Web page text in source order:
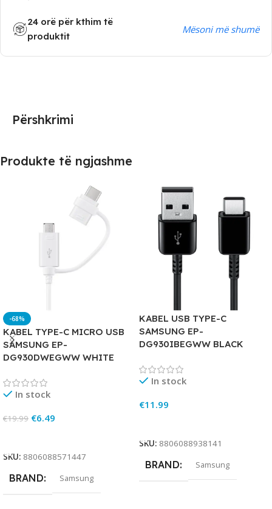
24 orë për kthim të
produktit
Mësoni më shumë
Përshkrimi
Produkte të ngjashme
-68%
KABEL TYPE-C MICRO USB
SAMSUNG EP-
DG930DWEGWW WHITE
In stock
€19.99 €6.49
SKU: 8806088571447
BRAND Samsung
KABEL USB TYPE-C
SAMSUNG EP-
DG930IBEGWW BLACK
In stock
€11.99
SKU: 8806088938141
BRAND Samsung